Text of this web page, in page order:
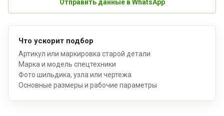
Отправить данные в WhatsApp
Что ускорит подбор
Артикул или маркировка старой детали
Марка и модель спецтехники
Фото шильдика, узла или чертежа
Основные размеры и рабочие параметры